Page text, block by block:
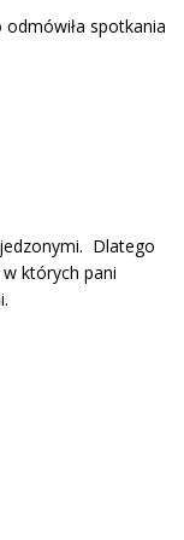
odmówiła spotkania
Dlatego
których pani